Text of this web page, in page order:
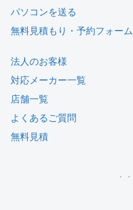
パソコンを送る
無料見積もり・予約フォーム
法人のお客様
対応メーカー一覧
店舗一覧
よくあるご質問
無料見積